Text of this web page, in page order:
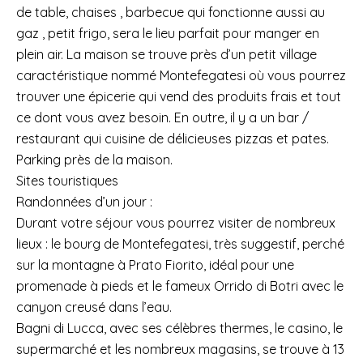
de table, chaises , barbecue qui fonctionne aussi au
gaz , petit frigo, sera le lieu parfait pour manger en
plein air. La maison se trouve près d’un petit village
caractéristique nommé Montefegatesi où vous pourrez
trouver une épicerie qui vend des produits frais et tout
ce dont vous avez besoin. En outre, il y a un bar /
restaurant qui cuisine de délicieuses pizzas et pates.
Parking près de la maison.
Sites touristiques
Randonnées d’un jour :
Durant votre séjour vous pourrez visiter de nombreux
lieux : le bourg de Montefegatesi, très suggestif, perché
sur la montagne à Prato Fiorito, idéal pour une
promenade à pieds et le fameux Orrido di Botri avec le
canyon creusé dans l’eau.
Bagni di Lucca, avec ses célèbres thermes, le casino, le
supermarché et les nombreux magasins, se trouve à 13